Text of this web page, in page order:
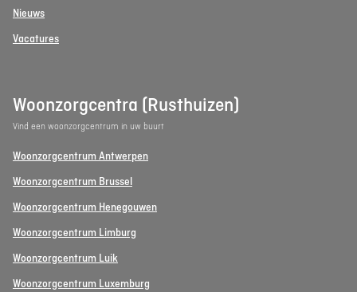
Nieuws
Vacatures
Woonzorgcentra (Rusthuizen)
Vind een woonzorgcentrum in uw buurt
Woonzorgcentrum Antwerpen
Woonzorgcentrum Brussel
Woonzorgcentrum Henegouwen
Woonzorgcentrum Limburg
Woonzorgcentrum Luik
Woonzorgcentrum Luxemburg